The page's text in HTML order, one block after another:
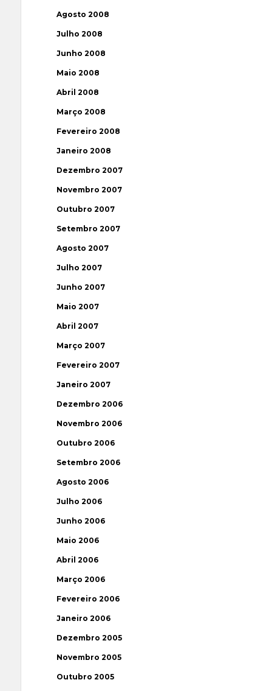
Agosto 2008
Julho 2008
Junho 2008
Maio 2008
Abril 2008
Março 2008
Fevereiro 2008
Janeiro 2008
Dezembro 2007
Novembro 2007
Outubro 2007
Setembro 2007
Agosto 2007
Julho 2007
Junho 2007
Maio 2007
Abril 2007
Março 2007
Fevereiro 2007
Janeiro 2007
Dezembro 2006
Novembro 2006
Outubro 2006
Setembro 2006
Agosto 2006
Julho 2006
Junho 2006
Maio 2006
Abril 2006
Março 2006
Fevereiro 2006
Janeiro 2006
Dezembro 2005
Novembro 2005
Outubro 2005